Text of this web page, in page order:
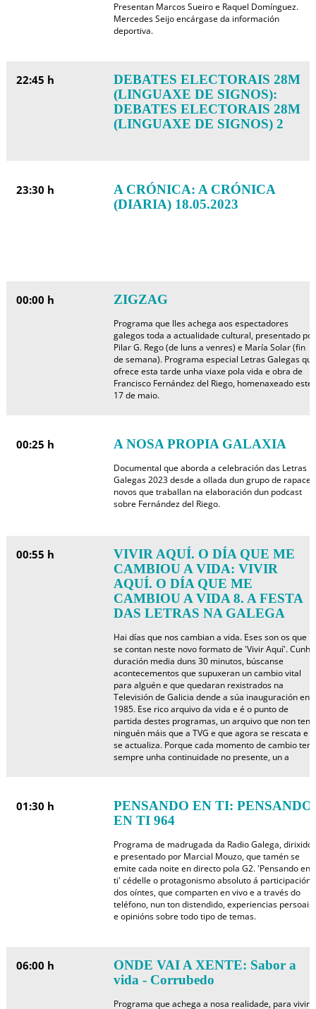
Presentan Marcos Sueiro e Raquel Domínguez.
Mercedes Seijo encárgase da información
deportiva.
22:45 h
DEBATES ELECTORAIS 28M
(LINGUAXE DE SIGNOS):
DEBATES ELECTORAIS 28M
(LINGUAXE DE SIGNOS) 2
23:30 h
A CRÓNICA: A CRÓNICA
(DIARIA) 18.05.2023
00:00 h ZIGZAG
Programa que lles achega aos espectadores
galegos toda a actualidade cultural, presentado por
Pilar G. Rego (de luns a venres) e María Solar (fin
de semana). Programa especial Letras Galegas que
ofrece esta tarde unha viaxe pola vida e obra de
Francisco Fernández del Riego, homenaxeado este
17 de maio.
00:25 h A NOSA PROPIA GALAXIA
Documental que aborda a celebración das Letras
Galegas 2023 desde a ollada dun grupo de rapaces
novos que traballan na elaboración dun podcast
sobre Fernández del Riego.
00:55 h
VIVIR AQUÍ. O DÍA QUE ME
CAMBIOU A VIDA: VIVIR
AQUÍ. O DÍA QUE ME
CAMBIOU A VIDA 8. A FESTA
DAS LETRAS NA GALEGA
Hai días que nos cambian a vida. Eses son os que
se contan neste novo formato de 'Vivir Aquí'. Cunha
duración media duns 30 minutos, búscanse
acontecementos que supuxeran un cambio vital
para alguén e que quedaran rexistrados na
Televisión de Galicia dende a súa inauguración en
1985. Ese rico arquivo da vida e é o punto de
partida destes programas, un arquivo que non ten
ninguén máis que a TVG e que agora se rescata e
se actualiza. Porque cada momento de cambio ten
sempre unha continuidade no presente, un a
01:30 h
PENSANDO EN TI: PENSANDO
EN TI 964
Programa de madrugada da Radio Galega, dirixido
e presentado por Marcial Mouzo, que tamén se
emite cada noite en directo pola G2. 'Pensando en
ti' cédelle o protagonismo absoluto á participación
dos oíntes, que comparten en vivo e a través do
teléfono, nun ton distendido, experiencias persoais
e opinións sobre todo tipo de temas.
06:00 h
ONDE VAI A XENTE: Sabor a
vida - Corrubedo
Programa que achega a nosa realidade, para vivir